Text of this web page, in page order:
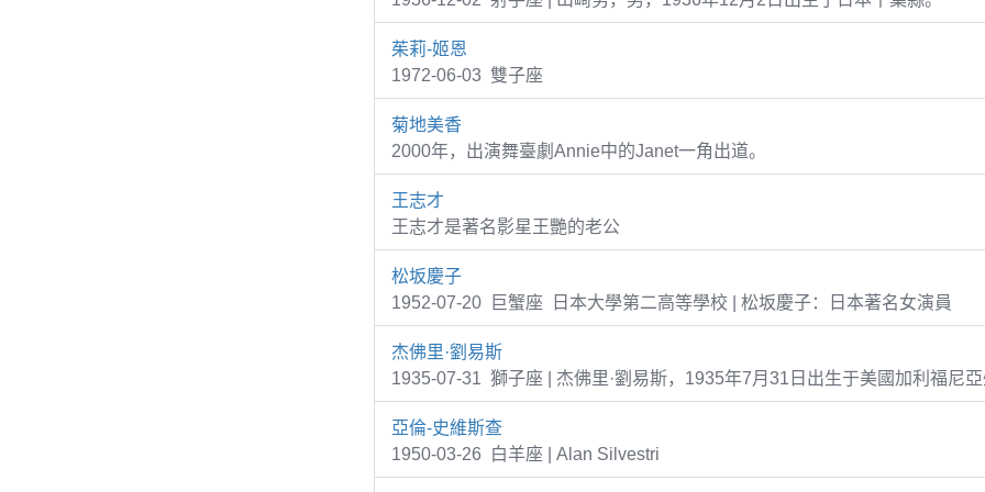
茱莉-姬恩
1972-06-03 雙子座
菊地美香
2000年，出演舞臺劇Annie中的Janet一角出道。
王志才
王志才是著名影星王艷的老公
松坂慶子
1952-07-20 巨蟹座 日本大學第二高等學校 | 松坂慶子：日本著名女演員
杰佛里·劉易斯
1935-07-31 獅子座 | 杰佛里·劉易斯，1935年7月31日出生于美國加利福尼
亞倫-史維斯查
1950-03-26 白羊座 | Alan Silvestri